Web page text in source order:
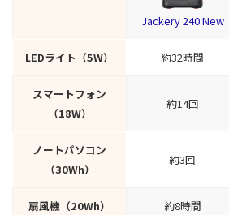
Jackery 240 New
LEDライト（5W） 約32時間
スマートフォン
（18W）
約14回
ノートパソコン
（30Wh）
約3回
扇風機（20Wh） 約8時間